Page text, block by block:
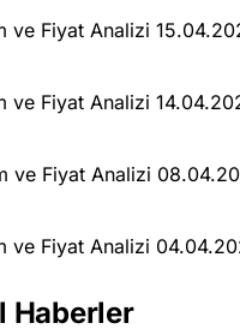
ve Fiyat Analizi
ve Fiyat Analizi
ve Fiyat Analizi
ve Fiyat Analizi
Haberler